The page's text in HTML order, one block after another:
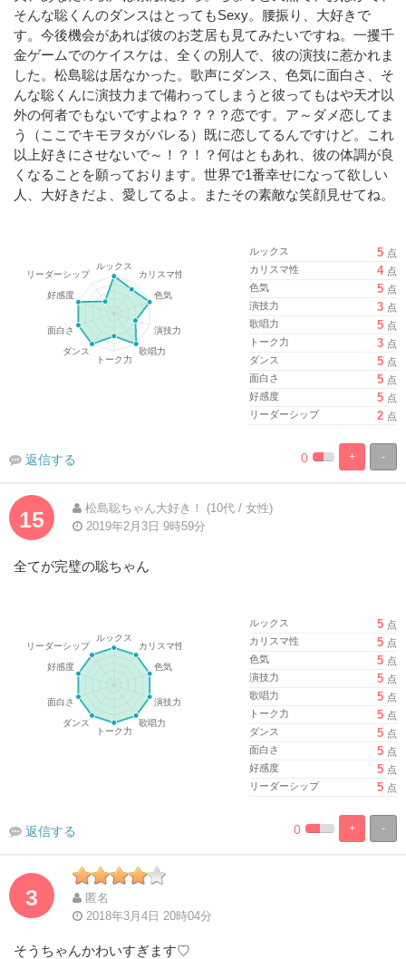
そんな聡くんのダンスはとってもSexy。腰振り、大好きで
す。今後機会があれば彼のお芝居も見てみたいですね。一攫千
金ゲームでのケイスケは、全くの別人で、彼の演技に惹かれま
した。松島聡は居なかった。歌声にダンス、色気に面白さ、そ
んな聡くんに演技力まで備わってしまうと彼ってもはや天才以
外の何者でもないですよね？？？？恋です。ア～ダメ恋してま
う（ここでキモヲタがバレる）既に恋してるんですけど。これ
以上好きにさせないで～！？！？何はともあれ、彼の体調が良
くなることを願っております。世界で1番幸せになって欲しい
人、大好きだよ、愛してるよ。またその素敵な笑顔見せてね。
ルックス 5 点
カリスマ性
4 点
色気
5 点
演技力
3 点
歌唱力
5 点
トーク力
3 点
ダンス
5 点
面白さ
5 点
好感度
5 点
リーダーシップ
2 点
-
+
%100%
0
返信する
15
松島聡ちゃん大好き！ (10代 / 女性)
2019年2月3日 9時59分
全てが完璧の聡ちゃん
ルックス 5 点
カリスマ性
5 点
色気
5 点
演技力
5 点
歌唱力
5 点
トーク力
5 点
ダンス
5 点
面白さ
5 点
好感度
5 点
リーダーシップ
5 点
-
+
% 100%
0
返信する
3
匿名
2018年3月4日 20時04分
そうちゃんかわいすぎます♡